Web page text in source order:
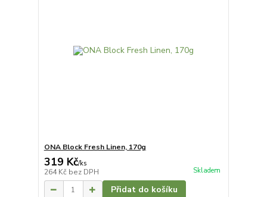
ONA Block Fresh Linen, 170g
319 Kč/ks
264 Kč bez DPH Skladem
Přidat do košíku